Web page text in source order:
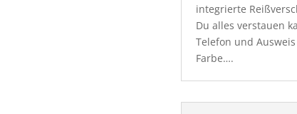
integrierte
Du alles verstauen
Telefon und
Farbe….